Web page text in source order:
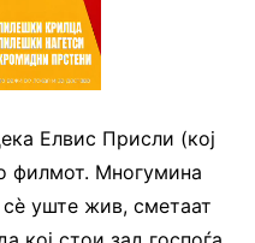
Елвис Присли (кој
филмот. Многумина
уште жив, сметаат